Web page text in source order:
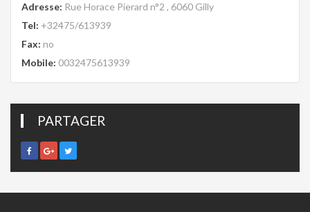
Adresse: Rue Horace Pierard n°2 , 6060 Gilly
Tel: +32475/613939
Fax: no
Mobile: 0032475613939
PARTAGER